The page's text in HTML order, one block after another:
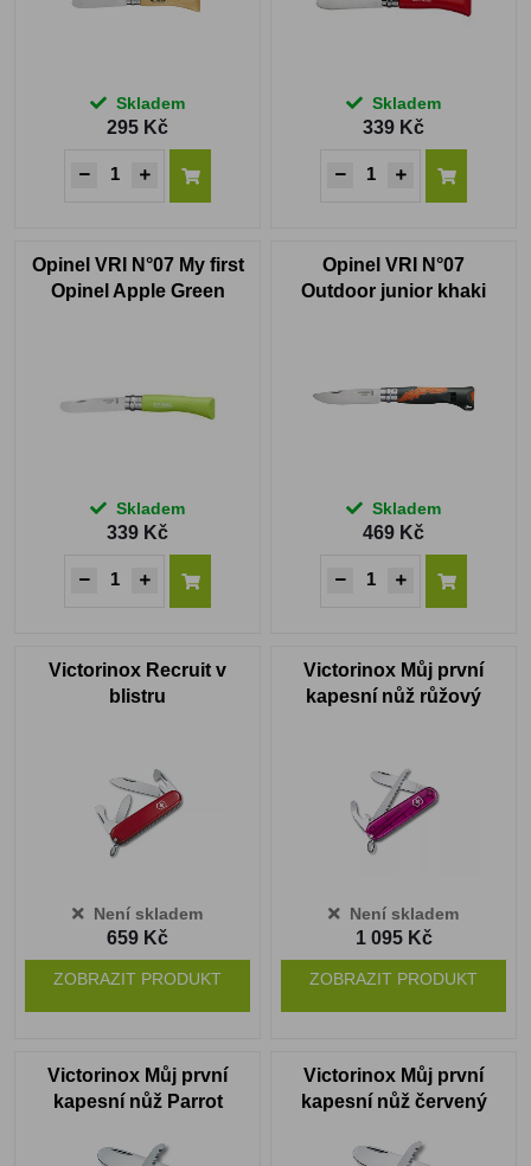
Skladem
295 Kč
Skladem
339 Kč
Opinel VRI N°07 My first
Opinel Apple Green
Skladem
339 Kč
Opinel VRI N°07
Outdoor junior khaki
Skladem
469 Kč
Victorinox Recruit v
blistru
Není skladem
659 Kč
ZOBRAZIT PRODUKT
Victorinox Můj první
kapesní nůž růžový
Není skladem
1 095 Kč
ZOBRAZIT PRODUKT
Victorinox Můj první
kapesní nůž Parrot
Victorinox Můj první
kapesní nůž červený